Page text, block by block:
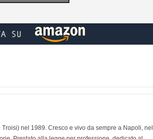
nel 1989. Cresco e vivo da sempre a Napoli, nel